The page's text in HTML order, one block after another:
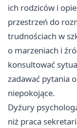
ich rodziców i
przestrzeń do
trudnościach w
o marzeniach i
konsultować
zadawać pytania
niepokojące.
Dyżury
niż praca